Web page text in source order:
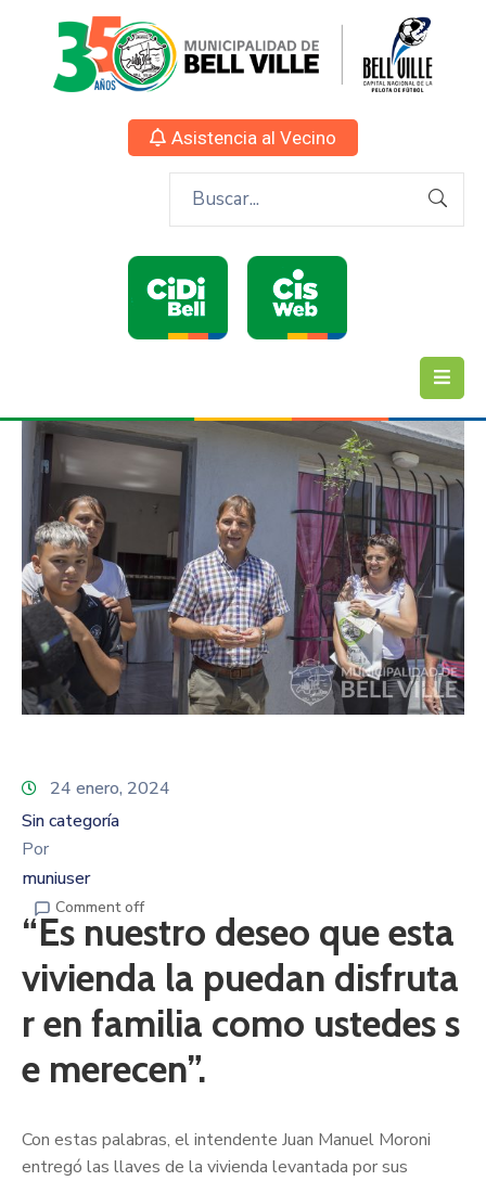
Asistencia al Vecino
24 enero, 2024
Sin categoría
Por
muniuser
Comment off
“Es nuestro deseo que esta
vivienda la puedan disfruta
r en familia como ustedes s
e merecen”.
Con estas palabras, el intendente Juan Manuel Moroni
entregó las llaves de la vivienda levantada por sus